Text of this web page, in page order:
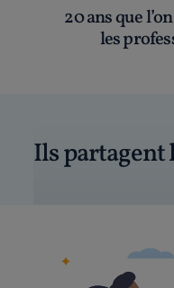
20 ans que
les
Ils partagent